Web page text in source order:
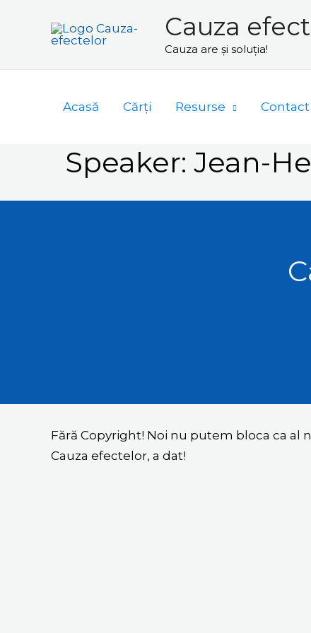
Cauza
Cauza are și soluția!
Acasă Cărți Resurse Contact
Speaker: Jean-
Fără Copyright! Noi nu putem bloca ca al
Cauza efectelor, a dat!